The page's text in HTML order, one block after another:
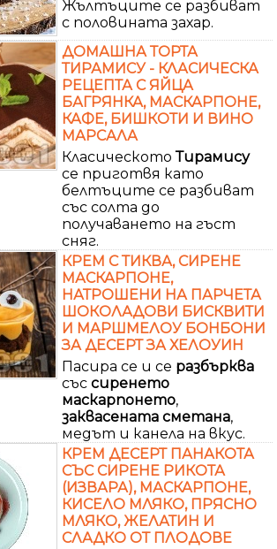
Жълтъците се разбиват
с половината захар.
ДОМАШНА ТОРТА
ТИРАМИСУ - КЛАСИЧЕСКА
РЕЦЕПТА С ЯЙЦА
БАГРЯНКА, МАСКАРПОНЕ,
КАФЕ, БИШКОТИ И ВИНО
МАРСАЛА
КласическотоТирамису
се приготвя като
белтъците се разбиват
със солта до
получаването на гъст
сняг.
КРЕМ С ТИКВА, СИРЕНЕ
МАСКАРПОНЕ,
НАТРОШЕНИ НА ПАРЧЕТА
ШОКОЛАДОВИ БИСКВИТИ
И МАРШМЕЛОУ БОНБОНИ
ЗА ДЕСЕРТ ЗА ХЕЛОУИН
Пасира се и се разбърква
със сиренето
маскарпонето,
заквасената сметана,
медът и канела на вкус.
КРЕМ ДЕСЕРТ ПАНАКОТА
СЪС СИРЕНЕ РИКОТА
(ИЗВАРА), МАСКАРПОНЕ,
КИСЕЛО МЛЯКО, ПРЯСНО
МЛЯКО, ЖЕЛАТИН И
СЛАДКО ОТ ПЛОДОВЕ